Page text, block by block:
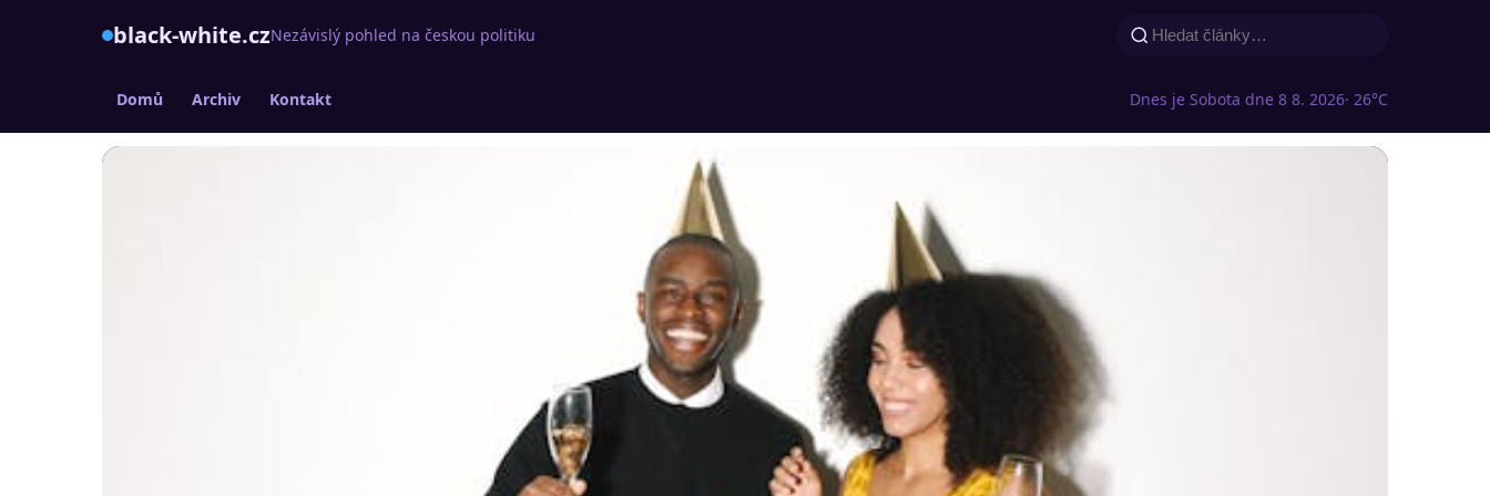
black-white.czNezávislý pohled na českou politiku
Domů Archiv Kontakt Dnes je Sobota dne 8 8. 2026· 26°C